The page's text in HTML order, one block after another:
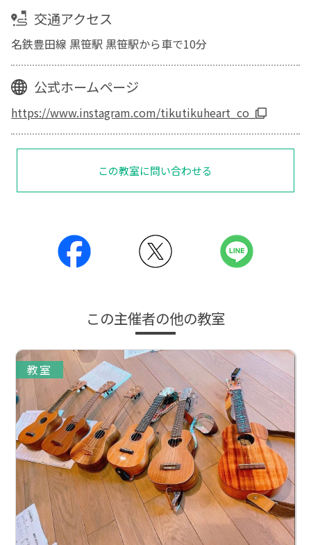
交通アクセス
名鉄豊田線 黒笹駅 黒笹駅から車で10分
公式ホームページ
https://www.instagram.com/tikutikuheart_co_
この教室に問い合わせる
この主催者の他の教室
教室